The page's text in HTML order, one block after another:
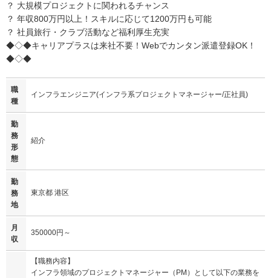
？ 大規模プロジェクトに関われるチャンス
？ 年収800万円以上！スキルに応じて1200万円も可能
？ 社員旅行・クラブ活動など福利厚生充実
◆◇◆キャリアプラスは来社不要！Webでカンタン派遣登録OK！
◆◇◆
職
種
インフラエンジニア(インフラ系プロジェクトマネージャー/正社員)
勤
務
形
態
紹介
勤
務
地
東京都 港区
月
収
350000円～
【職務内容】
インフラ領域のプロジェクトマネージャー（PM）として以下の業務を